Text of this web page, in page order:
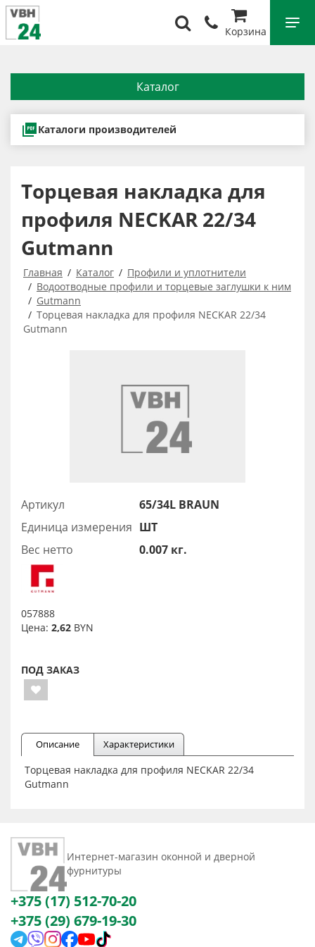
Корзина
Каталог
Каталоги производителей
Торцевая накладка для
профиля NECKAR 22/34
Gutmann
Главная Каталог
Профили и уплотнители
Водоотводные профили и торцевые заглушки к ним
Gutmann
Торцевая накладка для профиля NECKAR 22/34
Gutmann
Артикул
65/34L BRAUN
Единица измерения ШТ
Вес нетто
0.007 кг.
057888
Цена: 2,62 BYN
ПОД ЗАКАЗ
Описание Характеристики
Торцевая накладка для профиля NECKAR 22/34
Gutmann
Интернет-магазин оконной и дверной
фурнитуры
+375 (17) 512-70-20
+375 (29) 679-19-30